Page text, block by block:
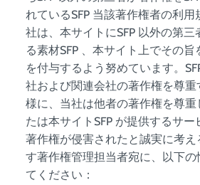
れているSFP 当該著作権者の利
社は、本サイトにSFP 以外の第
る素材SFP 、本サイト上でその旨
を付与するよう努めています。
社および関連会社の著作権を尊重
様に、当社は他者の著作権を尊重
たは本サイトSFP が提供するサー
著作権が侵害されたと誠実に考
す著作権管理担当者宛に、以下
てください：